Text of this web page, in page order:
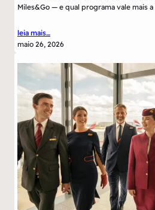
Miles&Go — e qual programa vale mais
leia mais…
maio 26, 2026